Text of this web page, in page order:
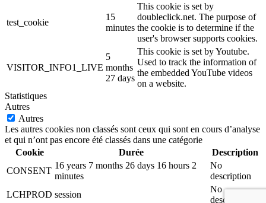
test_cookie
15
minutes
This cookie is set by
doubleclick.net. The purpose of
the cookie is to determine if the
user's browser supports cookies.
VISITOR_INFO1_LIVE
5
months
27 days
This cookie is set by Youtube.
Used to track the information of
the embedded YouTube videos
on a website.
Statistiques
Autres
Autres
Les autres cookies non classés sont ceux qui sont en cours d’analyse
et qui n’ont pas encore été classés dans une catégorie
Cookie
Durée
Description
CONSENT
16 years 7 months 26 days 16 hours 2
minutes
No
description
LCHPROD session
No
description